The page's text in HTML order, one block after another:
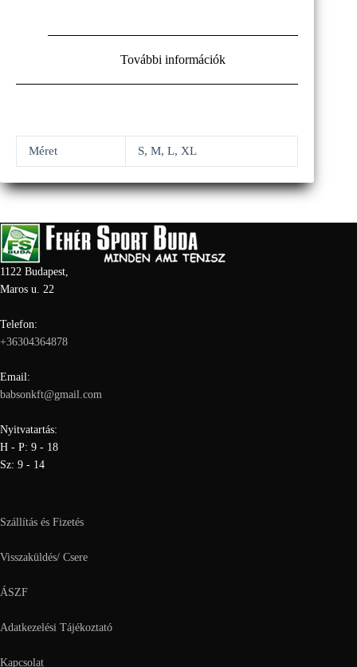
További információk
Méret S, M, L, XL
1122 Budapest,
Maros u. 22
Telefon:
+36304364878
Email:
babsonkft@gmail.com
Nyitvatartás:
H - P: 9 - 18
Sz: 9 - 14
Szállítás és Fizetés
Visszaküldés/ Csere
ÁSZF
Adatkezelési Tájékoztató
Kapcsolat